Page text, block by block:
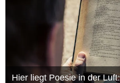
Hier liegt Poesie in der